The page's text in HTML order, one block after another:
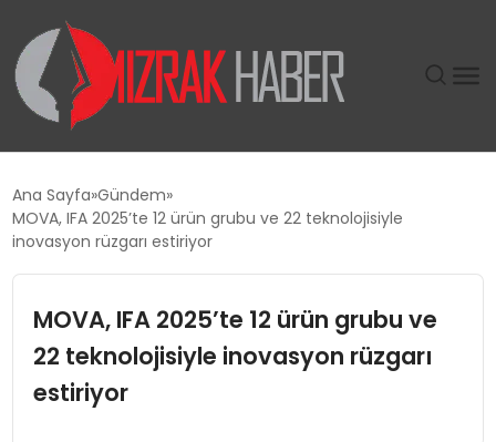
SIYASET
EKONOMI
Ana Sayfa Gündem
MOVA, IFA 2025’te 12 ürün grubu ve 22 teknolojisiyle
inovasyon rüzgarı estiriyor
MOVA, IFA 2025’te 12 ürün grubu ve
22 teknolojisiyle inovasyon rüzgarı
estiriyor